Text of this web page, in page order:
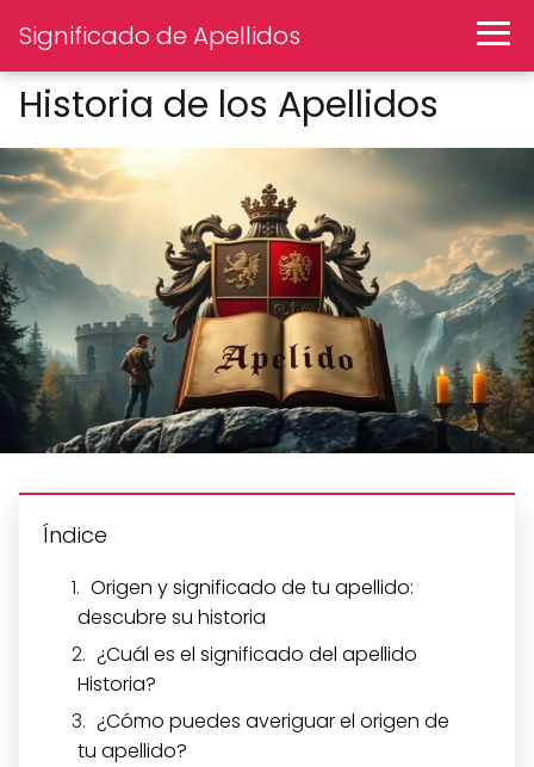
Significado de Apellidos
Historia de los Apellidos
Índice
Origen y significado de tu apellido:
descubre su historia
¿Cuál es el significado del apellido
Historia?
¿Cómo puedes averiguar el origen de
tu apellido?